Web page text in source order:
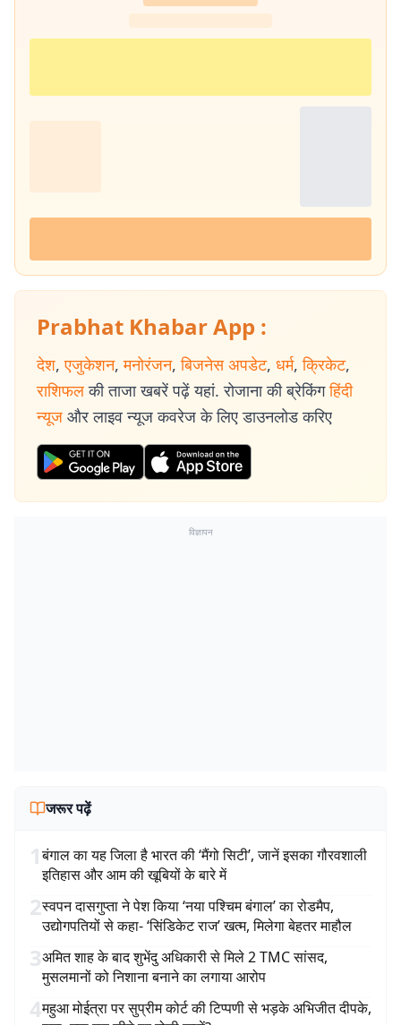
Prabhat Khabar App :
देश, एजुकेशन, मनोरंजन, बिजनेस अपडेट, धर्म, क्रिकेट,
राशिफल की ताजा खबरें पढ़ें यहां. रोजाना की ब्रेकिंग हिंदी
न्यूज और लाइव न्यूज कवरेज के लिए डाउनलोड करिए
विज्ञापन
जरूर पढ़ें
1बंगाल का यह जिला है भारत की ‘मैंगो सिटी’, जानें इसका गौरवशाली
इतिहास और आम की खूबियों के बारे में
2स्वपन दासगुप्ता ने पेश किया ‘नया पश्चिम बंगाल’ का रोडमैप,
उद्योगपतियों से कहा- ‘सिंडिकेट राज’ खत्म, मिलेगा बेहतर माहौल
3अमित शाह के बाद शुभेंदु अधिकारी से मिले 2 TMC सांसद,
मुसलमानों को निशाना बनाने का लगाया आरोप
4महुआ मोईत्रा पर सुप्रीम कोर्ट की टिप्पणी से भड़के अभिजीत दीपके,